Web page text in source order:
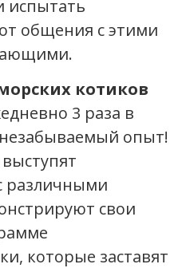
испытать
общения с этими
котиков
3 раза в
опыт!
различными
свои
которые заставят